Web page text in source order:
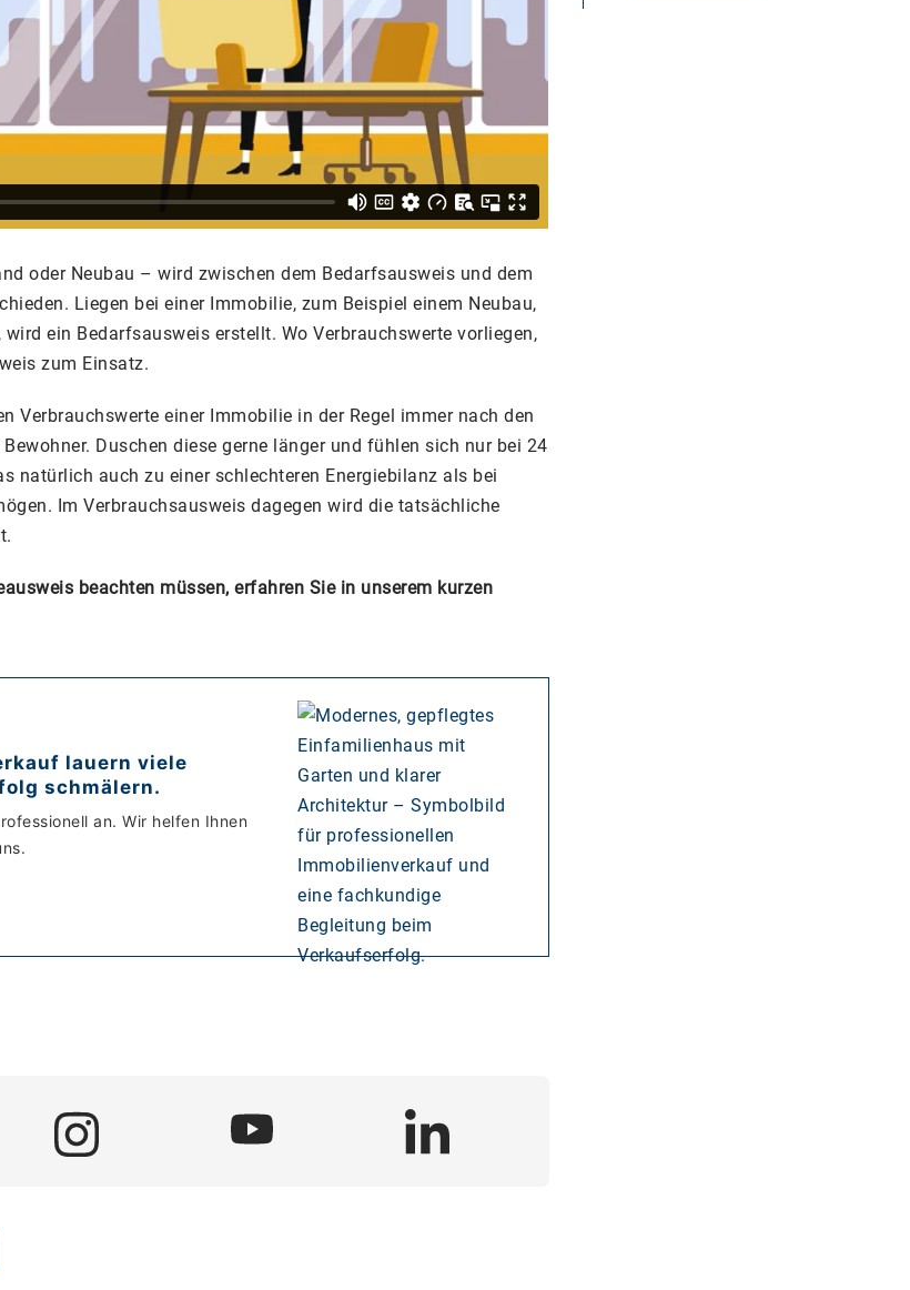
oder Neubau – wird zwischen dem Bedarfsausweis und dem
Liegen bei einer Immobilie, zum Beispiel einem Neubau,
wird ein Bedarfsausweis erstellt. Wo Verbrauchswerte vorliegen,
zum Einsatz.
Verbrauchswerte einer Immobilie in der Regel immer nach den
Duschen diese gerne länger und fühlen sich nur bei 24
natürlich auch zu einer schlechteren Energiebilanz als bei
Im Verbrauchsausweis dagegen wird die tatsächliche
beachten müssen, erfahren Sie in unserem kurzen
lauern viele
schmälern.
an. Wir helfen Ihnen